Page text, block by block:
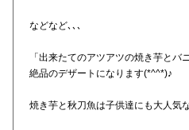
などなど､､､
「出来たてのアツアツの焼き芋とバ
絶品のデザートになります(*^^*)♪
焼き芋と秋刀魚は子供達にも大人気